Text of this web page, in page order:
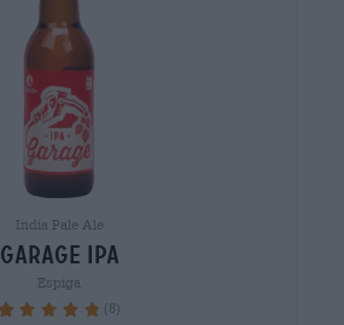
India Pale Ale
garage ipa
Espiga
97.5% (8)